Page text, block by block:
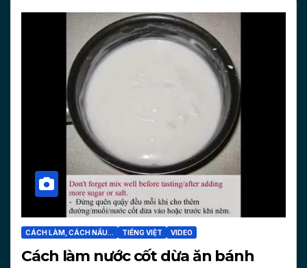
CÁCH LÀM, CÁCH NẤU... TIẾNG VIỆT VIDEO
Cách làm nước cốt dừa ăn bánh